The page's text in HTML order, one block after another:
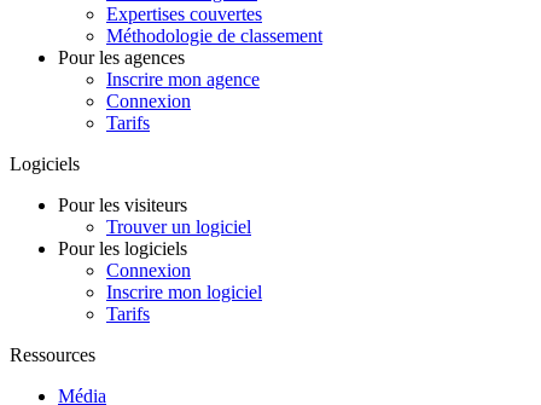
Expertises couvertes
Méthodologie de classement
Pour les agences
Inscrire mon agence
Connexion
Tarifs
Logiciels
Pour les visiteurs
Trouver un logiciel
Pour les logiciels
Connexion
Inscrire mon logiciel
Tarifs
Ressources
Média